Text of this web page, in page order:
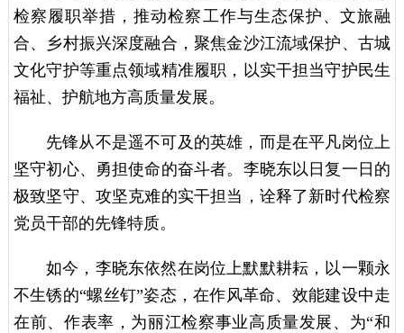
检察履职举措，推动检察工作与生态保护、文旅融
合、乡村振兴深度融合，聚焦金沙江流域保护、古城
文化守护等重点领域精准履职，以实干担当守护民生
福祉、护航地方高质量发展。
先锋从不是遥不可及的英雄，而是在平凡岗位上
坚守初心、勇担使命的奋斗者。李晓东以日复一日的
极致坚守、攻坚克难的实干担当，诠释了新时代检察
党员干部的先锋特质。
如今，李晓东依然在岗位上默默耕耘，以一颗永
不生锈的“螺丝钉”姿态，在作风革命、效能建设中走
在前、作表率，为丽江检察事业高质量发展、为“和